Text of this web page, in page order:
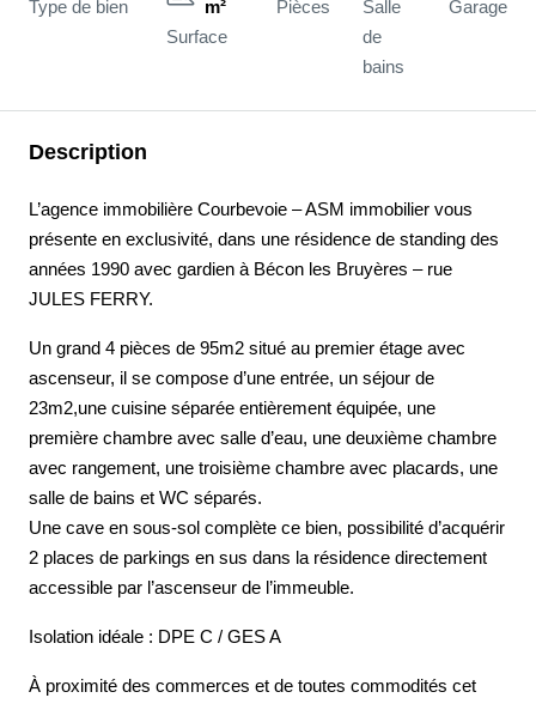
Type de bien
m²
Surface
Pièces
Salle
de
bains
Garage
Description
L’agence immobilière Courbevoie – ASM immobilier vous
présente en exclusivité, dans une résidence de standing des
années 1990 avec gardien à Bécon les Bruyères – rue
JULES FERRY.
Un grand 4 pièces de 95m2 situé au premier étage avec
ascenseur, il se compose d’une entrée, un séjour de
23m2,une cuisine séparée entièrement équipée, une
première chambre avec salle d’eau, une deuxième chambre
avec rangement, une troisième chambre avec placards, une
salle de bains et WC séparés.
Une cave en sous-sol complète ce bien, possibilité d’acquérir
2 places de parkings en sus dans la résidence directement
accessible par l’ascenseur de l’immeuble.
Isolation idéale : DPE C / GES A
À proximité des commerces et de toutes commodités cet